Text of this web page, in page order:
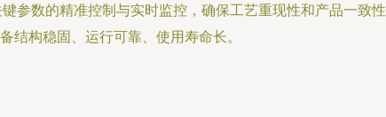
参数的精准控制与实时监控，确保工艺重现性和产品一致性
结构稳固、运行可靠、使用寿命长。